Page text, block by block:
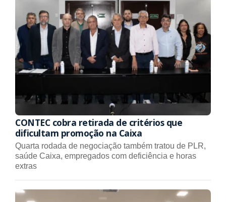
CONTEC cobra retirada de critérios que
dificultam promoção na Caixa
Quarta rodada de negociação também tratou de PLR,
saúde Caixa, empregados com deficiência e horas
extras